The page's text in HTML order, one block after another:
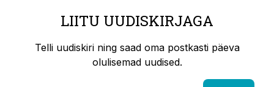
LIITU UUDISKIRJAGA
Telli uudiskiri ning saad oma postkasti päeva
olulisemad uudised.